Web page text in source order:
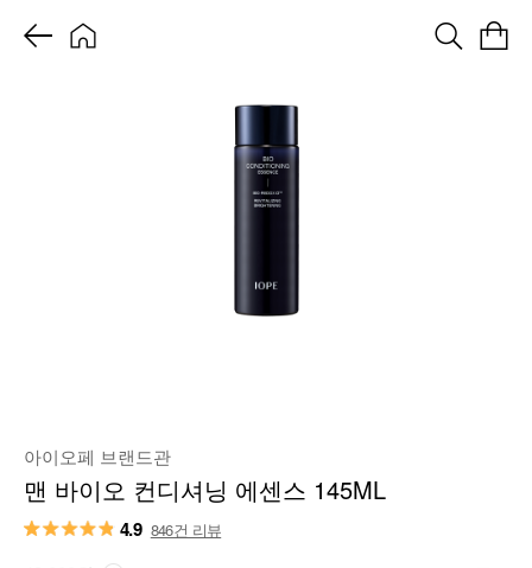
아이오페 브랜드관
맨 바이오 컨디셔닝 에센스 145ML
4.9 846건 리뷰